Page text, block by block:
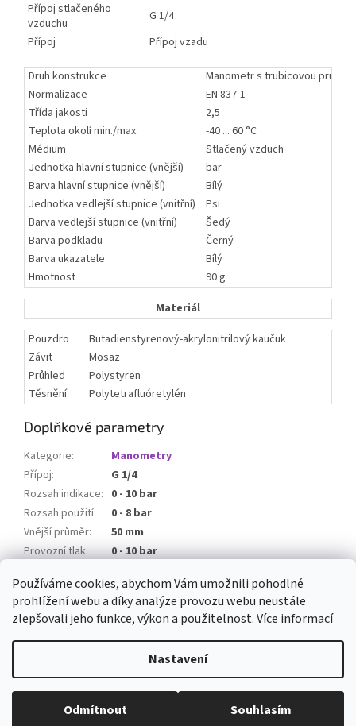
Používáme cookies, abychom Vám umožnili pohodlné
prohlížení webu a díky analýze provozu webu neustále
zlepšovali jeho funkce, výkon a použitelnost.Více informací
Nastavení
Odmítnout Souhlasím
Přípoj stlačeného
vzduchu
G 1/4
Přípoj
Přípoj vzadu
Druh konstrukce
Manometr s trubicovou
Normalizace
EN 837-1
Třída jakosti
2,5
Teplota okolí min./max.
-40 ... 60 °C
Médium
Stlačený vzduch
Jednotka hlavní stupnice (vnější)
bar
Barva hlavní stupnice (vnější)
Bílý
Jednotka vedlejší stupnice (vnitřní)
Psi
Barva vedlejší stupnice (vnitřní)
Šedý
Barva podkladu
Černý
Barva ukazatele
Bílý
Hmotnost
90 g
Materiál
Pouzdro
Butadienstyrenový-akrylonitrilový kaučuk
Závit
Mosaz
Průhled
Polystyren
Těsnění
Polytetrafluóretylén
Doplňkové parametry
Kategorie:
Manometry
Přípoj:
G 1/4
Rozsah indikace: 0 - 10 bar
Rozsah použití:
0 - 8 bar
Vnější průměr:
50 mm
Provozní tlak:
0 - 10 bar
Copyright 2026ARMATURYOSTRAVA.CZ. Všechna práva vyhrazena.
Upravit nastavení cookies